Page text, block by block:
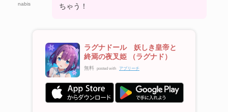
nabis
ちゃう！
ラグナドール 妖しき皇帝と
終焉の夜叉姫 （ラグナド）
無料 posted with アプリーチ